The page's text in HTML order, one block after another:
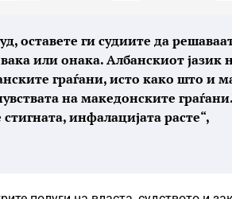
оставете ги судиите да
или онака. Албанскиот јазик
граѓани, исто како што и
на македонските
инфалацијата расте“,